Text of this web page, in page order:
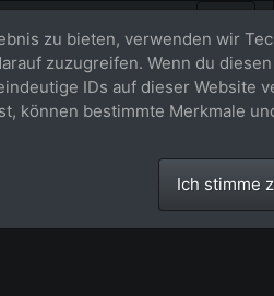
zu bieten, verwenden wir
zuzugreifen. Wenn du
IDs auf dieser Website
können bestimmte Merkmale
Ich stimme